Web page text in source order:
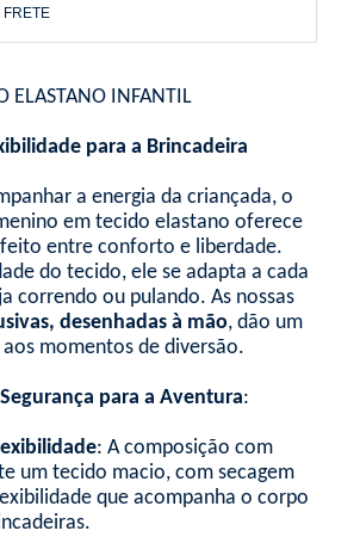
ELASTANO INFANTIL
para a Brincadeira
a energia da criançada, o
em tecido elastano oferece
entre conforto e liberdade.
do tecido, ele se adapta a cada
correndo ou pulando. As nossas
desenhadas à mão, dão um
momentos de diversão.
para a Aventura:
: A composição com
um tecido macio, com secagem
que acompanha o corpo